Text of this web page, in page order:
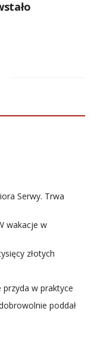
Serwy. Trwa
wakacje w
złotych
w praktyce
poddał